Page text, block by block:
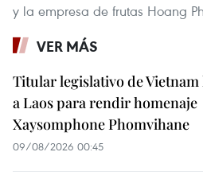
y la empresa de frutas Hoang
VER MÁS
Titular legislativo de Vietnam
a Laos para rendir homenaje
Xaysomphone Phomvihane
09/08/2026 00:45